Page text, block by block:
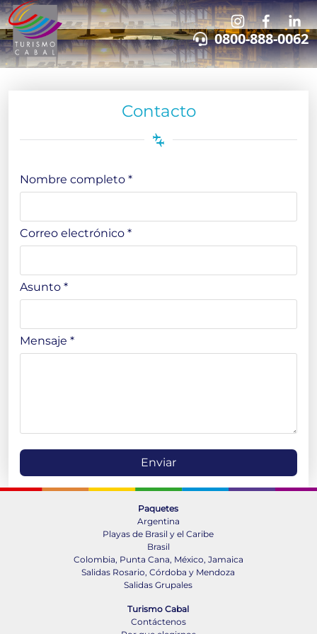
0800-888-0062
Contacto
Nombre completo *
Correo electrónico *
Asunto *
Mensaje *
Enviar
Paquetes
Argentina
Playas de Brasil y el Caribe
Brasil
Colombia, Punta Cana, México, Jamaica
Salidas Rosario, Córdoba y Mendoza
Salidas Grupales
Turismo Cabal
Contáctenos